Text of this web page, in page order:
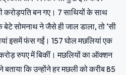
करोड़पति बन गए। 7 साथियों के साथ
सोमनाथ ने जैसे ही जाल डाला, तो ‘सी
इसमें फंस गईं। 157 घोल मछलियां एक
रुपए में बिकीं। मछलियों का ऑक्शन
कि उन्होंने हर मछली को करीब 85